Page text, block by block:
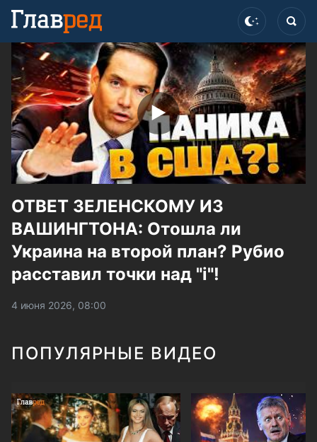
ОТВЕТ ЗЕЛЕНСКОМУ ИЗ
ВАШИНГТОНА: Отошла ли
Украина на второй план? Рубио
расставил точки над "і"!
4 июня 2026, 08:00
ПОПУЛЯРНЫЕ ВИДЕО